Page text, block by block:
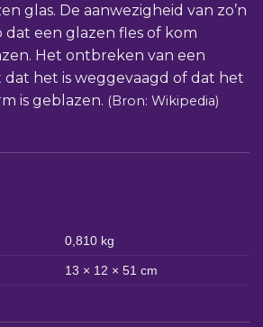
glas. De aanwezigheid van zo’n
dat een glazen fles of kom
Het ontbreken van een
het is weggevaagd of dat het
is geblazen. (Bron: Wikipedia)
0,810 kg
13 × 12 × 51 cm